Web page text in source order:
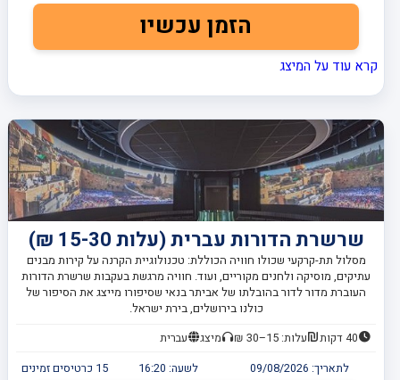
הזמן עכשיו
קרא עוד על המיצג
שרשרת הדורות עברית (עלות 15-30 ₪)
מסלול תת-קרקעי שכולו חוויה הכוללת: טכנולוגיית הקרנה על קירות מבנים
עתיקים, מוסיקה ולחנים מקוריים, ועוד. חוויה מרגשת בעקבות שרשרת הדורות
העוברת מדור לדור בהובלתו של אביתר בנאי שסיפורו מייצג את הסיפור של
כולנו בירושלים, בירת ישראל.
40 דקות עלות: 15–30 ₪ מיצג
עברית
לתאריך: 09/08/2026 לשעה: 16:20
15 כרטיסים זמינים